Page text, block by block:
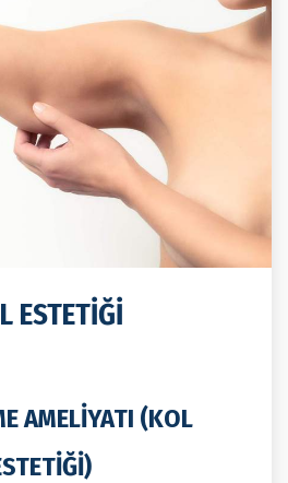
ESTETIĞI
AMELIYATI (KOL